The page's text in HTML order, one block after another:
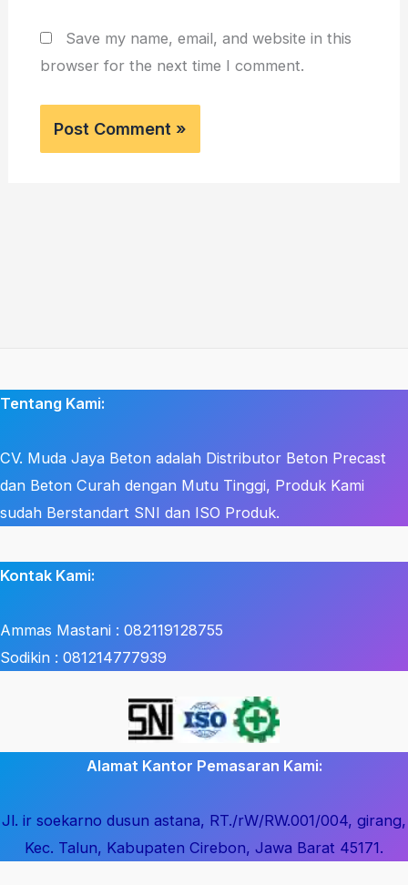
Save my name, email, and website in this
browser for the next time I comment.
Tentang Kami:
CV. Muda Jaya Beton adalah Distributor Beton Precast
dan Beton Curah dengan Mutu Tinggi, Produk Kami
sudah Berstandart SNI dan ISO Produk.
Kontak Kami:
Ammas Mastani : 082119128755
Sodikin : 081214777939
Alamat Kantor Pemasaran Kami:
Jl. ir soekarno dusun astana, RT./rW/RW.001/004, girang,
Kec. Talun, Kabupaten Cirebon, Jawa Barat 45171.